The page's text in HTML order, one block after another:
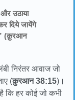
उठाया
दिये जायेंगे
(क़ुरआन
निरंतर आवाज जो
(क़ुरआन 38:15)।
कि हर कोई जो कभी